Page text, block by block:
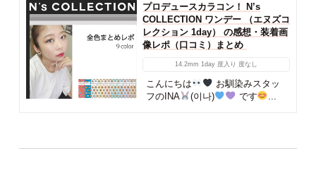
プロデュースカラコン！ N’s
COLLECTION ワンデー （エヌズコ
レクション 1day） の感想・装着画
像レポ（口コミ）まとめ
14.2mm 1day 度入り 度なし
こんにちは
お馴染みスタッ
フのINA
(이나) です